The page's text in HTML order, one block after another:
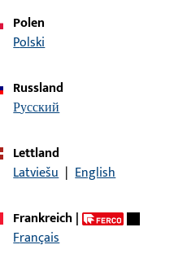
38,3 mm, Gesamthöhe / -
38,3 mm, Gesamthöhe / -
Polen
Polski
Russland
русский
Lettland
Latviešu | English
Frankreich|
Français